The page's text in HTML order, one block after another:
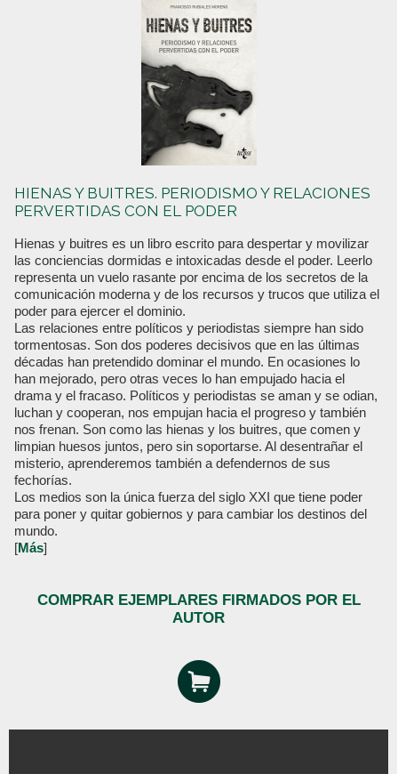
HIENAS Y BUITRES. PERIODISMO Y RELACIONES
PERVERTIDAS CON EL PODER
Hienas y buitres es un libro escrito para despertar y movilizar
las conciencias dormidas e intoxicadas desde el poder. Leerlo
representa un vuelo rasante por encima de los secretos de la
comunicación moderna y de los recursos y trucos que utiliza el
poder para ejercer el dominio.
Las relaciones entre políticos y periodistas siempre han sido
tormentosas. Son dos poderes decisivos que en las últimas
décadas han pretendido dominar el mundo. En ocasiones lo
han mejorado, pero otras veces lo han empujado hacia el
drama y el fracaso. Políticos y periodistas se aman y se odian,
luchan y cooperan, nos empujan hacia el progreso y también
nos frenan. Son como las hienas y los buitres, que comen y
limpian huesos juntos, pero sin soportarse. Al desentrañar el
misterio, aprenderemos también a defendernos de sus
fechorías.
Los medios son la única fuerza del siglo XXI que tiene poder
para poner y quitar gobiernos y para cambiar los destinos del
mundo.
[Más]
COMPRAR EJEMPLARES FIRMADOS POR EL
AUTOR